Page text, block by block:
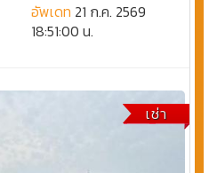
อัพเดท 21 ก.ค. 2569
18:51:00 น.
เช่า